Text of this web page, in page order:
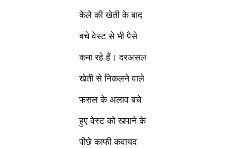
केले की खेती के बाद
बचे वेस्ट से भी पैसे
कमा रहे हैं। दरअसल
खेती से निकलने वाले
फसल के अलाव बचे
हुए वेस्ट को खपाने के
पीछे काफी कवायद